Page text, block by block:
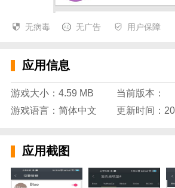
软件介绍
所有广告，提升用户体验，解锁所有
使用已经畅通无阻，非常实用。
破解说明
无病毒 无广告 用户保障
应用信息
游戏大小：4.59 MB
当前版本：
游戏语言：简体中文
更新时间：
应用截图